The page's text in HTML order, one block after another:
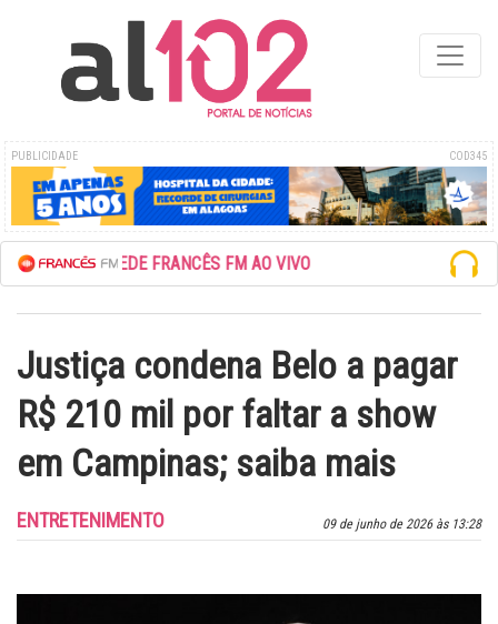
PUBLICIDADE COD345
ESCUTE A REDE FRANCÊS FM AO VIVO
Justiça condena Belo a pagar
R$ 210 mil por faltar a show
em Campinas; saiba mais
09 de junho de 2026 às 13:28
ENTRETENIMENTO